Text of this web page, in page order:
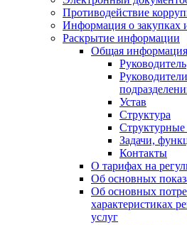
Противодействие
Информация о закупках
Раскрытие информации
Общая
Руководитель
Устав
Структура
Структурные
Задачи,
Контакты
О тарифах на
Об основных
Об основных
характеристиках
услуг